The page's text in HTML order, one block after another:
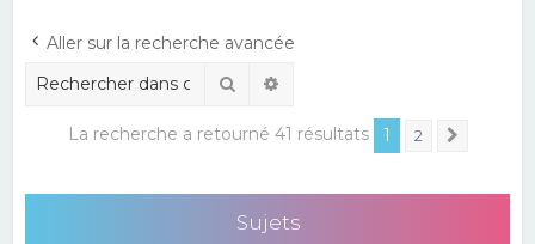
r
Aller sur la recherche avancée
Rechercher
La recherche a retourné 41 résultats 1 2
Sujets